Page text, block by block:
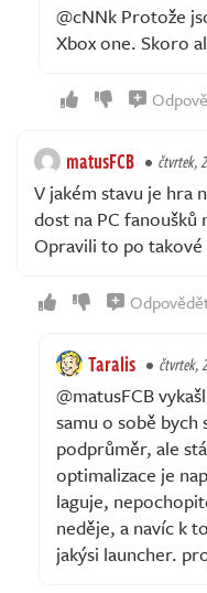
@cNNk Protože
Xbox one. Skoro
matusFCB čtvrtek,
V jakém stavu je hra
dost na PC fanoušků
Opravili to po takové
Taralis čtvrtek,
@matusFCB
samu o sobě
podprůměr, ale
optimalizace je
laguje,
neděje, a navíc k
jakýsi launcher.